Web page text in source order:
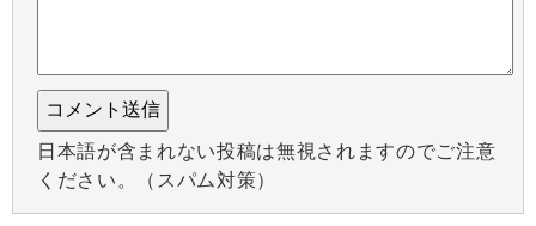
日本語が含まれない投稿は無視されますのでご注意
ください。（スパム対策）